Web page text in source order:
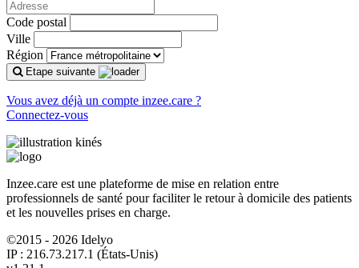
Code postal
Ville
Région
Etape suivante
Vous avez déjà un compte inzee.care ?
Connectez-vous
Inzee.care est une plateforme de mise en relation entre
professionnels de santé pour faciliter le retour à domicile des patients
et les nouvelles prises en charge.
©2015 - 2026 Idelyo
IP : 216.73.217.1 (États-Unis)